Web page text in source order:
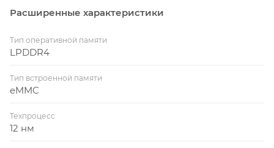
Расширенные характеристики
Тип оперативной памяти
LPDDR4
Тип встроенной памяти
eMMC
Техпроцесс
12 нм